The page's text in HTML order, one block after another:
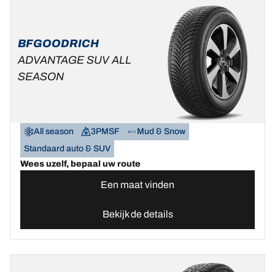
BFGOODRICH
ADVANTAGE SUV ALL
SEASON
All season 3PMSF
Mud & Snow
Standaard auto & SUV
Wees uzelf, bepaal uw route
Een maat vinden
Bekijk de details